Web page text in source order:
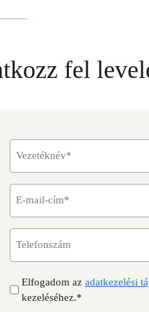
fel
t
é
n
v
i
-e
d
Elfogadom az adatkezelési
kezeléséhez.*